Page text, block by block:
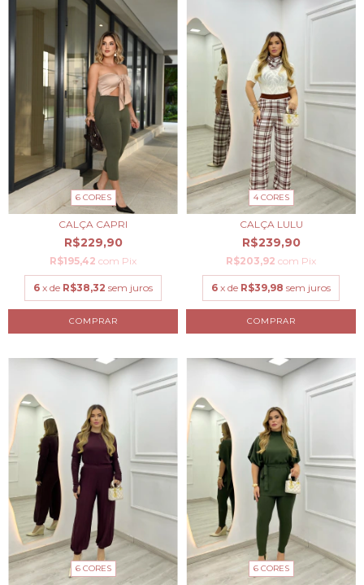
6 CORES
CALÇA CAPRI
R$229,90
R$195,42 com Pix
6 x de R$38,32 sem juros
COMPRAR
4 CORES
CALÇA LULU
R$239,90
R$203,92 com Pix
6 x de R$39,98 sem juros
COMPRAR
6 CORES 6 CORES